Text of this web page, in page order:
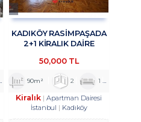
2
KADIKÖY RASİMPAŞADA
2+1 KİRALIK DAİRE
50,000 TL
90m² 2 1
Kiralık
Apartman Dairesi
İstanbul
Kadıköy